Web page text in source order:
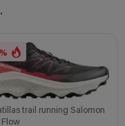
trail running Salomon
Flow